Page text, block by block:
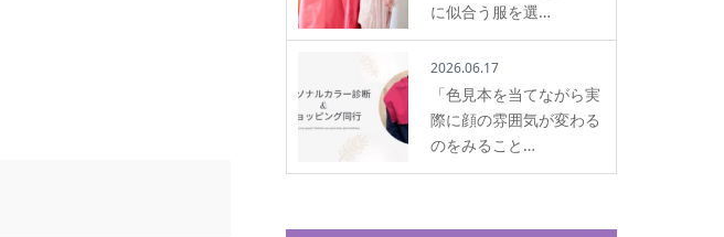
に似合う服を選…
2026.06.17
「色見本を当てながら実
際に顔の雰囲気が変わる
のをみること…